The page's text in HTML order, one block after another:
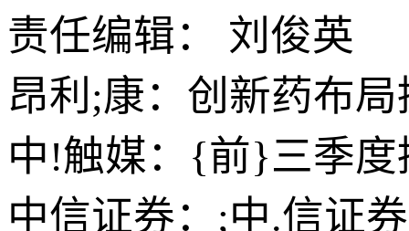
责任编辑： 刘俊英
昂利;康：创新药布
中!触媒：{前}三季度
中信证券：;中.信证